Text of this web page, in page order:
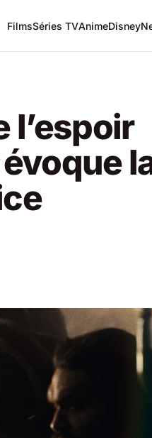
FilmsSéries TVAnimeDisney
l’espoir